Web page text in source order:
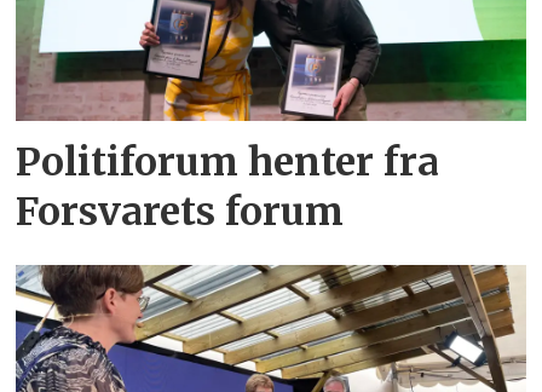
Politiforum henter fra
Forsvarets forum